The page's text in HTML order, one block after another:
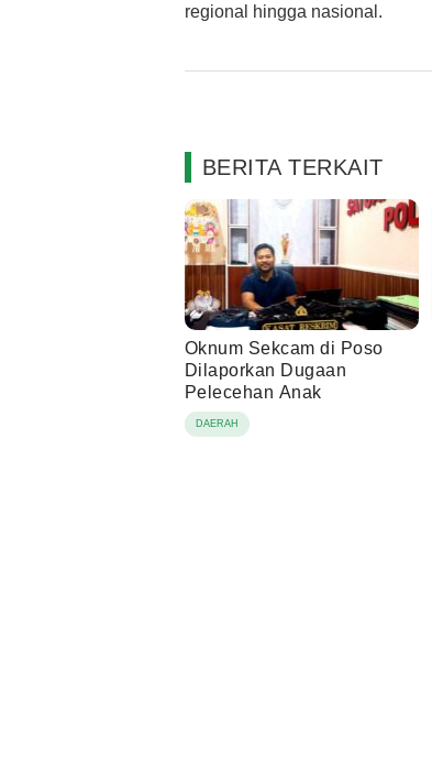
regional hingga nasional.
BERITA TERKAIT
Oknum Sekcam di Poso
Dilaporkan Dugaan
Pelecehan Anak
DAERAH